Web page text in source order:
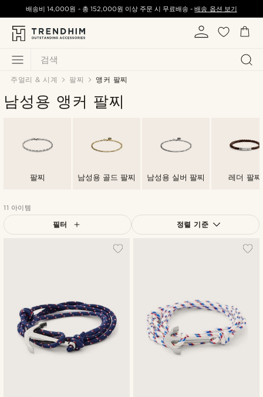
검색
배송비14,000원 - 총 152,000원 이상 주문 시 무료배송 -배송 옵션 보기
주얼리 & 시계 팔찌 앵커 팔찌
남성용 앵커 팔찌
팔찌 남성용 골드 팔찌 남성용 실버 팔찌 레더 팔찌
11 아이템
필터 정렬 기준